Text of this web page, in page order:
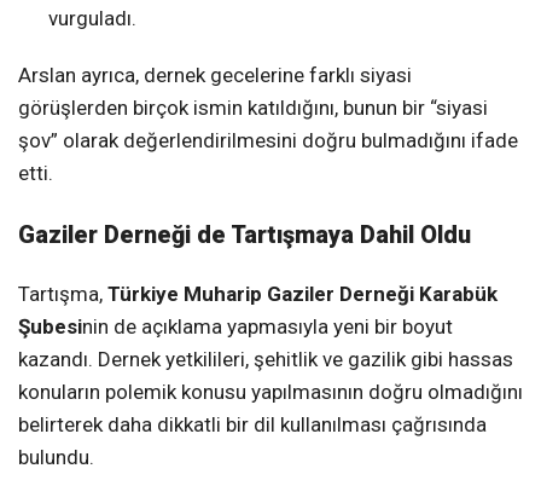
vurguladı.
Arslan ayrıca, dernek gecelerine farklı siyasi
görüşlerden birçok ismin katıldığını, bunun bir “siyasi
şov” olarak değerlendirilmesini doğru bulmadığını ifade
etti.
Gaziler Derneği de Tartışmaya Dahil Oldu
Tartışma, Türkiye Muharip Gaziler Derneği Karabük
Şubesinin de açıklama yapmasıyla yeni bir boyut
kazandı. Dernek yetkilileri, şehitlik ve gazilik gibi hassas
konuların polemik konusu yapılmasının doğru olmadığını
belirterek daha dikkatli bir dil kullanılması çağrısında
bulundu.